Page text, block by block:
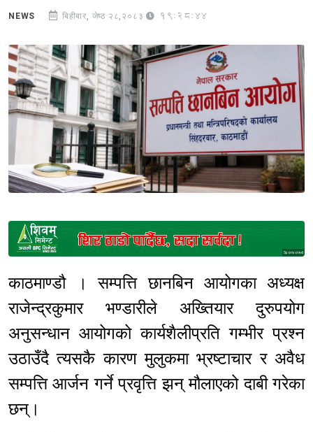
NEWS बिहीबार, जेष्ठ २८,२०८३ 19:28:44
Sponsored
काठमाण्डौ । सम्पत्ति छानबिन आयोगका अध्यक्ष
राजेन्द्रकुमार भण्डारीले अख्तियार दुरुपयोग
अनुसन्धान आयोगको कार्यशैलीप्रति गम्भीर प्रश्न
उठाउँदै त्यसकै कारण मुलुकमा भ्रष्टाचार र अवैध
सम्पत्ति आर्जन गर्ने प्रवृत्ति झन् मौलाएको दाबी गरेका
छन्।